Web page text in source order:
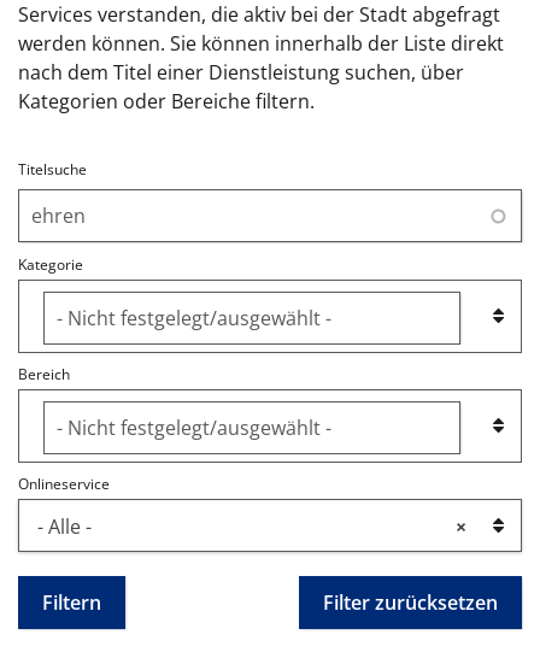
Services verstanden, die aktiv bei der Stadt abgefragt
werden können. Sie können innerhalb der Liste direkt
nach dem Titel einer Dienstleistung suchen, über
Kategorien oder Bereiche filtern.
Titelsuche
Kategorie
Bereich
Onlineservice
×
- Alle -